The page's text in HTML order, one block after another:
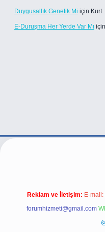
Duygusallık Genetik Mi için Kurt
E-Duruşma Her Yerde Var Mı için
Reklam ve İletişim: E-mail:
forumhizmeti@gmail.com